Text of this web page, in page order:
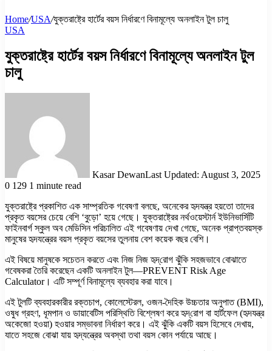
Home/USA/যুক্তরাষ্ট্রে হার্টের বয়স নির্ধারণে বিনামূল্যে অনলাইন টুল চালু
USA
যুক্তরাষ্ট্রে হার্টের বয়স নির্ধারণে বিনামূল্যে অনলাইন টুল
চালু
Kasar DewanLast Updated: August 3, 2025
0 129 1 minute read
যুক্তরাষ্ট্রে প্রকাশিত এক সাম্প্রতিক গবেষণা বলছে, অনেকের হৃদযন্ত্র হয়তো তাদের
প্রকৃত বয়সের চেয়ে বেশি ‘বুড়ো’ হয়ে গেছে। যুক্তরাষ্ট্রের নর্থওয়েস্টার্ন ইউনিভার্সিটি
ফাইনবার্গ স্কুল অব মেডিসিন পরিচালিত এই গবেষণায় দেখা গেছে, অনেক প্রাপ্তবয়স্ক
মানুষের হৃদযন্ত্রের বয়স প্রকৃত বয়সের তুলনায় বেশ কয়েক বছর বেশি।
এই বিষয়ে মানুষকে সচেতন করতে এবং নিজ নিজ হৃদ্‌রোগ ঝুঁকি সহজভাবে বোঝাতে
গবেষকরা তৈরি করেছেন একটি অনলাইন টুল—PREVENT Risk Age
Calculator। এটি সম্পূর্ণ বিনামূল্যে ব্যবহার করা যাবে।
এই টুলটি ব্যবহারকারীর রক্তচাপ, কোলেস্টেরল, ওজন-দৈহিক উচ্চতার অনুপাত (BMI),
ওষুধ গ্রহণ, ধূমপান ও ডায়াবেটিস পরিস্থিতি বিশ্লেষণ করে হৃদ্‌রোগ বা হার্টফেল (হৃদযন্ত্র
অকেজো হওয়া) হওয়ার সম্ভাবনা নির্ধারণ করে। এই ঝুঁকি একটি বয়স হিসেবে দেখায়,
যাতে সহজে বোঝা যায় হৃদ্‌যন্ত্রের অবস্থা তথা বয়স কোন পর্যায়ে আছে।